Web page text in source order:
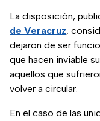
La disposición,
de Veracruz,
dejaron de ser
que hacen inviable
aquellos que
volver a circular.
En el caso de las